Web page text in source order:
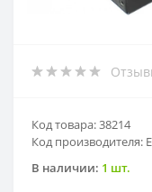
Код товара: 38214
Код производителя:
В наличии: 1 шт.